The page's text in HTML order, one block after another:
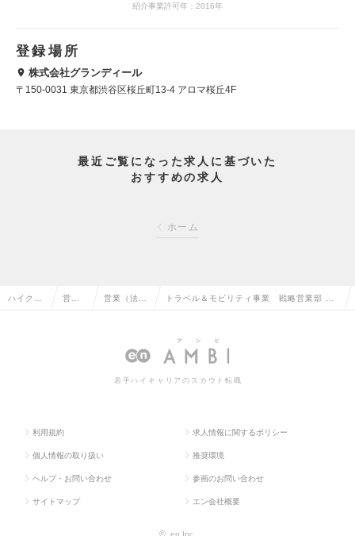
紹介事業許可年：2016年
登録場所
株式会社グランディール
〒150-0031 東京都渋谷区桜丘町13-4 アロマ桜丘4F
最近ご覧になった求人に基づいた
おすすめの求人
ホーム
ハイクラ 営業 営業（法人 トラベル＆モビリティ事業 戦略営業部 ：
人情報
若手ハイキャリアのスカウト転職
利用規約 求人情報に関するポリシー
個人情報の取り扱い 推奨環境
ヘルプ・お問い合わせ 参画のお問い合わせ
サイトマップ エン会社概要
© en Inc.